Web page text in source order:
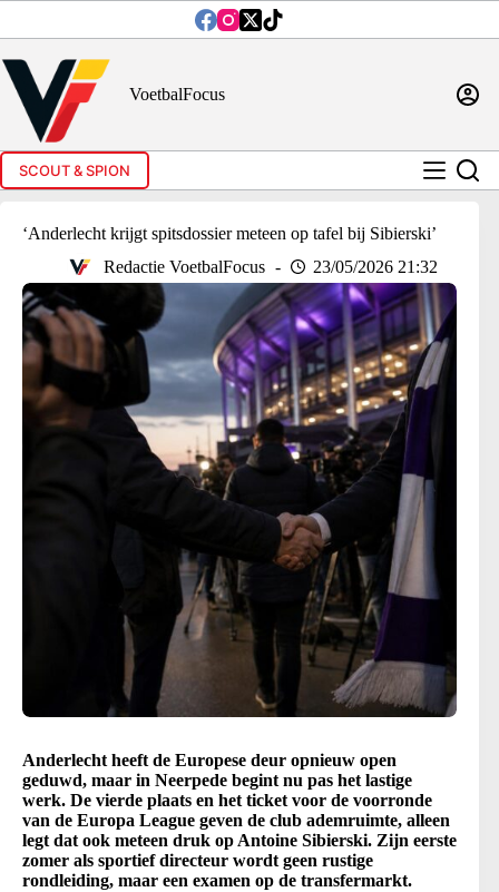
inhoud
VoetbalFocus
SCOUT & SPION
‘Anderlecht krijgt spitsdossier meteen op tafel bij Sibierski’
Redactie VoetbalFocus
23/05/2026 21:32
Anderlecht heeft de Europese deur opnieuw open
geduwd, maar in Neerpede begint nu pas het lastige
werk. De vierde plaats en het ticket voor de voorronde
van de Europa League geven de club ademruimte, alleen
legt dat ook meteen druk op Antoine Sibierski. Zijn eerste
zomer als sportief directeur wordt geen rustige
rondleiding, maar een examen op de transfermarkt.